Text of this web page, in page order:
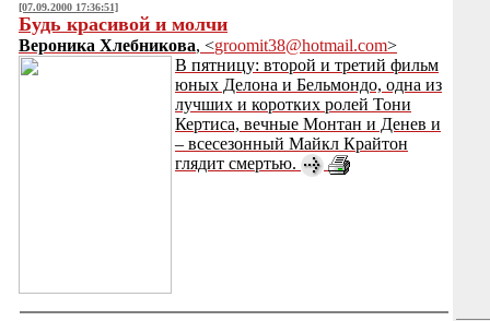
[07.09.2000 17:36:51]
Будь красивой и молчи
Вероника Хлебникова, <groomit38@hotmail.com>
В пятницу: второй и третий фильм
юных Делона и Бельмондо, одна из
лучших и коротких ролей Тони
Кертиса, вечные Монтан и Денев и
– всесезонный Майкл Крайтон
глядит смертью.